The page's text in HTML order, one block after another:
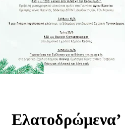
Ελατοδρώμενα’